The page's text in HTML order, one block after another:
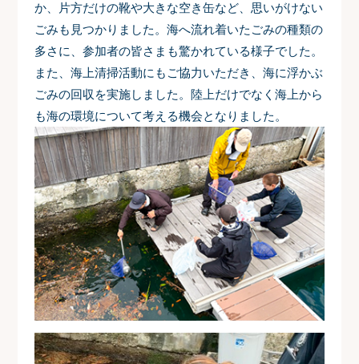
か、片方だけの靴や大きな空き缶など、思いがけない
ごみも見つかりました。海へ流れ着いたごみの種類の
多さに、参加者の皆さまも驚かれている様子でした。
また、海上清掃活動にもご協力いただき、海に浮かぶ
ごみの回収を実施しました。陸上だけでなく海上から
も海の環境について考える機会となりました。